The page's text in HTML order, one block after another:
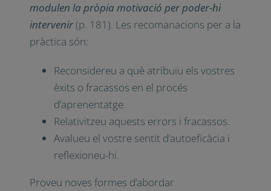
modulen la pròpia motivació per poder-hi
intervenir(p. 181). Les recomanacions per a la
pràctica són:
Reconsidereu a què atribuïu els vostres
èxits o fracassos en el procés
d’aprenentatge.
Relativitzeu aquests errors i fracassos.
Avalueu el vostre sentit d’autoeficàcia i
reflexioneu-hi.
Proveu noves formes d’abordar